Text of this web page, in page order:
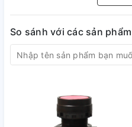
tiếp điểm và các bộ phận
linh hoạt, thuận tiện cho
kinh tế cao. Vật liệu trên bề
sản xuất có độ sáng cao và
So sánh với các sản